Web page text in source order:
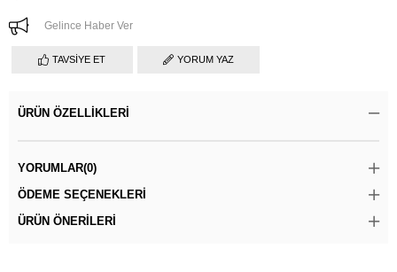
Gelince Haber Ver
TAVSIYE ET YORUM YAZ
ÜRÜN ÖZELLIKLERI
YORUMLAR(0)
ÖDEME SEÇENEKLERI
ÜRÜN ÖNERILERI